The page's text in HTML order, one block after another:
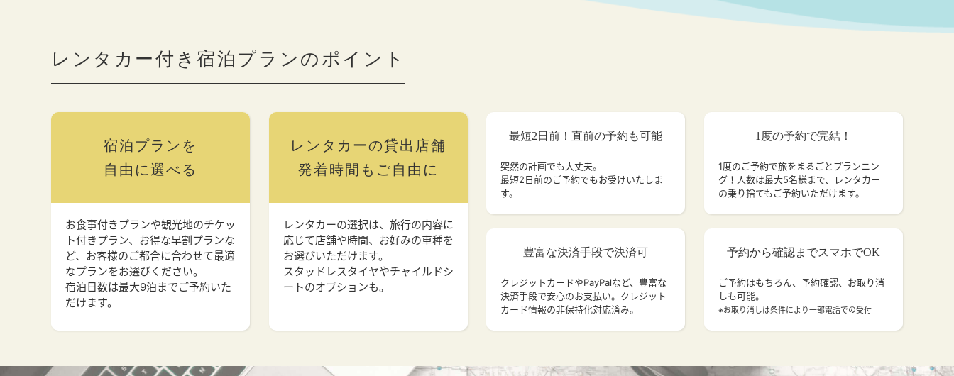
レンタカー付き宿泊プランのポイント
宿泊プランを
自由に選べる
お食事付きプランや観光地のチケッ
ト付きプラン、お得な早割プランな
ど、お客様のご都合に合わせて最適
なプランをお選びください。
宿泊日数は最大9泊までご予約いた
だけます。
レンタカーの貸出店舗
発着時間もご自由に
レンタカーの選択は、旅行の内容に
応じて店舗や時間、お好みの車種を
お選びいただけます。
スタッドレスタイヤやチャイルドシ
ートのオプションも。
最短2日前！直前の予約も可能
突然の計画でも大丈夫。
最短2日前のご予約でもお受けいたしま
す。
豊富な決済手段で決済可
クレジットカードやPayPalなど、豊富な
決済手段で安心のお支払い。クレジット
カード情報の非保持化対応済み。
1度の予約で完結！
1度のご予約で旅をまるごとプランニン
グ！人数は最大5名様まで、レンタカー
の乗り捨てもご予約いただけます。
予約から確認までスマホでOK
ご予約はもちろん、予約確認、お取り消
しも可能。
※お取り消しは条件により一部電話での受付